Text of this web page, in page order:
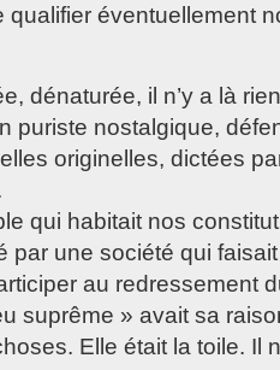
qualifier éventuellement
dénaturée, il n’y a là
puriste nostalgique,
originelles, dictées
qui habitait nos
par une société qui
au redressement
suprême » avait sa
Elle était la toile. Il